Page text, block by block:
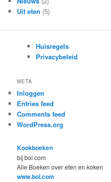
Uit eten (5)
Huisregels
Privacybeleid
META
Inloggen
Entries feed
Comments feed
WordPress.org
Kookboeken
bij bol.com
Alle Boeken over eten en koken
www.bol.com